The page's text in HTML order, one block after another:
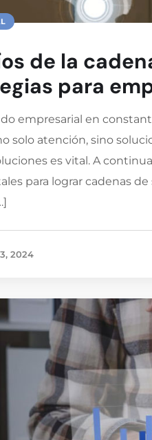
de la
para
empresarial en
solo atención, sino
es vital. A
para lograr cadenas
2024